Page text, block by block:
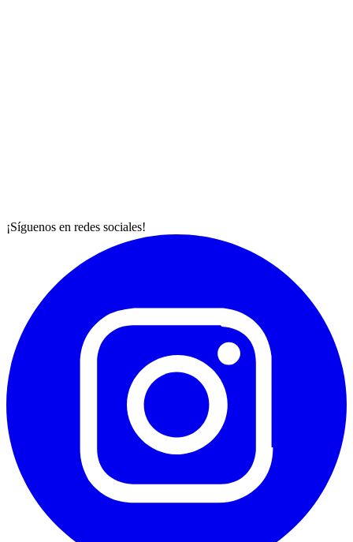
¡Síguenos en redes sociales!